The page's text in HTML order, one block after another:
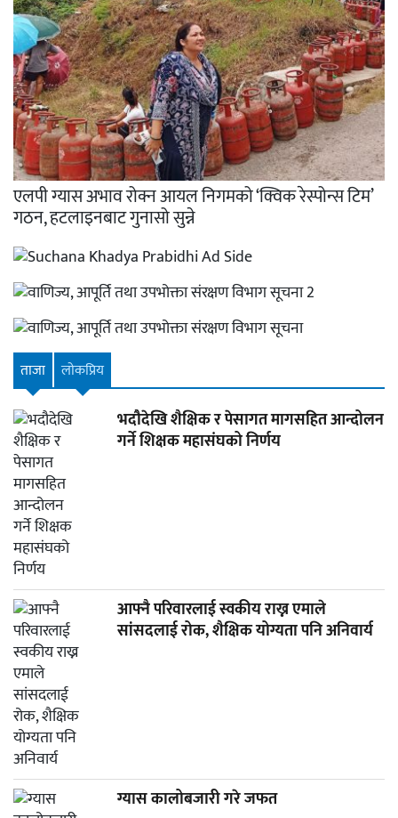
एलपी ग्यास अभाव रोक्न आयल निगमको ‘क्विक रेस्पोन्स टिम’
गठन, हटलाइनबाट गुनासो सुन्ने
ताजा लाेकप्रिय
भदौदेखि शैक्षिक र पेसागत मागसहित आन्दोलन
गर्ने शिक्षक महासंघको निर्णय
आफ्नै परिवारलाई स्वकीय राख्न एमाले
सांसदलाई रोक, शैक्षिक योग्यता पनि अनिवार्य
ग्यास कालोबजारी गरे जफत